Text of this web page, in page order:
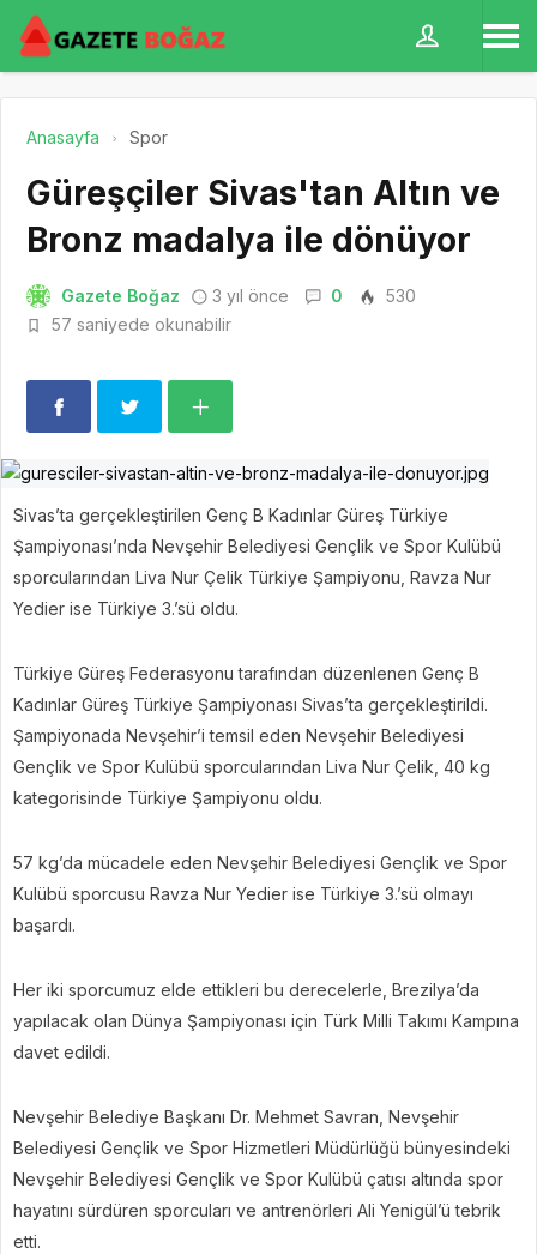
Anasayfa Spor
Güreşçiler Sivas'tan Altın ve
Bronz madalya ile dönüyor
Gazete Boğaz 3 yıl önce 0
530
57 saniyede okunabilir
Sivas’ta gerçekleştirilen Genç B Kadınlar Güreş Türkiye
Şampiyonası’nda Nevşehir Belediyesi Gençlik ve Spor Kulübü
sporcularından Liva Nur Çelik Türkiye Şampiyonu, Ravza Nur
Yedier ise Türkiye 3.’sü oldu.
Türkiye Güreş Federasyonu tarafından düzenlenen Genç B
Kadınlar Güreş Türkiye Şampiyonası Sivas’ta gerçekleştirildi.
Şampiyonada Nevşehir’i temsil eden Nevşehir Belediyesi
Gençlik ve Spor Kulübü sporcularından Liva Nur Çelik, 40 kg
kategorisinde Türkiye Şampiyonu oldu.
57 kg’da mücadele eden Nevşehir Belediyesi Gençlik ve Spor
Kulübü sporcusu Ravza Nur Yedier ise Türkiye 3.’sü olmayı
başardı.
Her iki sporcumuz elde ettikleri bu derecelerle, Brezilya’da
yapılacak olan Dünya Şampiyonası için Türk Milli Takımı Kampına
davet edildi.
Nevşehir Belediye Başkanı Dr. Mehmet Savran, Nevşehir
Belediyesi Gençlik ve Spor Hizmetleri Müdürlüğü bünyesindeki
Nevşehir Belediyesi Gençlik ve Spor Kulübü çatısı altında spor
hayatını sürdüren sporcuları ve antrenörleri Ali Yenigül’ü tebrik
etti.